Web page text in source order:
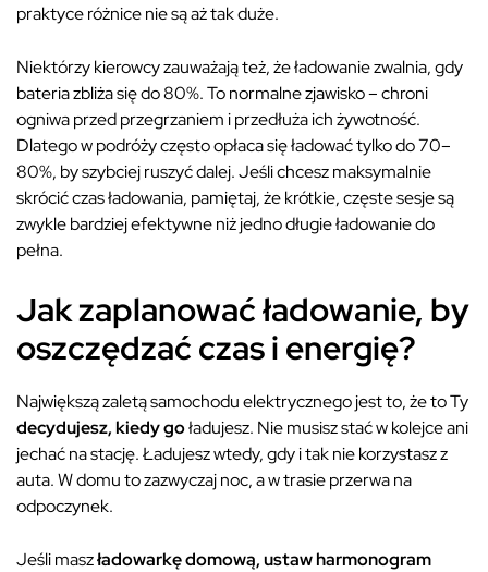
praktyce różnice nie są aż tak duże.
Niektórzy kierowcy zauważają też, że ładowanie zwalnia, gdy
bateria zbliża się do 80%. To normalne zjawisko – chroni
ogniwa przed przegrzaniem i przedłuża ich żywotność.
Dlatego w podróży często opłaca się ładować tylko do 70–
80%, by szybciej ruszyć dalej. Jeśli chcesz maksymalnie
skrócić czas ładowania, pamiętaj, że krótkie, częste sesje są
zwykle bardziej efektywne niż jedno długie ładowanie do
pełna.
Jak zaplanować ładowanie, by
oszczędzać czas i energię?
Największą zaletą samochodu elektrycznego jest to, że to Ty
decydujesz, kiedy goładujesz. Nie musisz stać w kolejce ani
jechać na stację. Ładujesz wtedy, gdy i tak nie korzystasz z
auta. W domu to zazwyczaj noc, a w trasie przerwa na
odpoczynek.
Jeśli maszładowarkę domową,ustaw harmonogram